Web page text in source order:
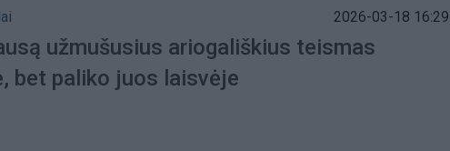
2026-03-18 16:29
užmušusius ariogališkius teismas
bet paliko juos laisvėje